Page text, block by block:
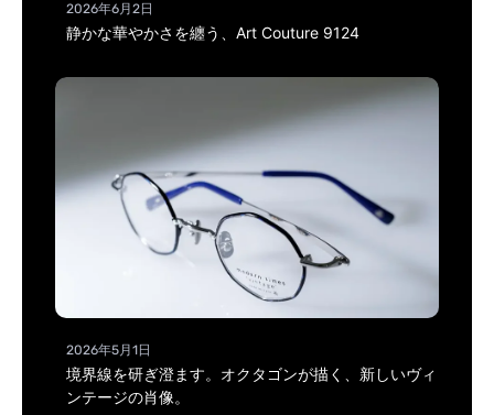
2026年6月2日
静かな華やかさを纏う、Art Couture 9124
2026年5月1日
境界線を研ぎ澄ます。オクタゴンが描く、新しいヴィ
ンテージの肖像。